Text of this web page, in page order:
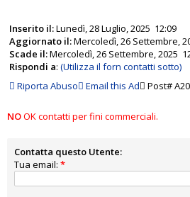
Inserito il:Lunedì, 28 Luglio, 2025 12:09
Aggiornato il:Mercoledì, 26 Settembre,
Scade il:Mercoledì, 26 Settembre, 2025
Rispondi a: (Utilizza il forn contatti sotto)
Riporta Abuso
Email this Ad Post#
NOOK contatti per fini commerciali.
Contatta questo Utente:
Tua email: *